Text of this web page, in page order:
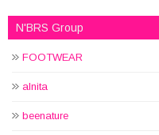
N'BRS Group
FOOTWEAR
alnita
beenature